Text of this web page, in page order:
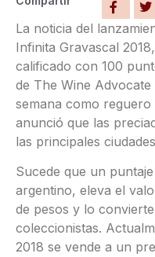
La noticia del
Infinita Gravascal
calificado con 100
de The Wine
semana como
anunció que las
las principales
Sucede que un
argentino, eleva el
de pesos y lo
coleccionistas.
2018 se vende a un